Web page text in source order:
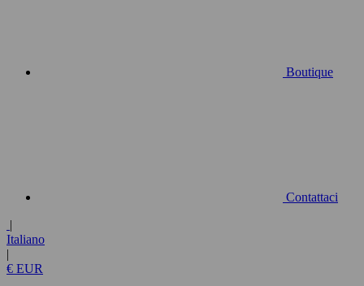
Boutique
Contattaci
|
Italiano
|
€ EUR